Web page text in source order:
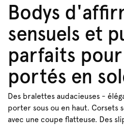
Bodys
sensuels et
parfaits
portés en
Des bralettes audacieuses -
porter sous ou en haut. Corsets
avec une coupe flatteuse. Des